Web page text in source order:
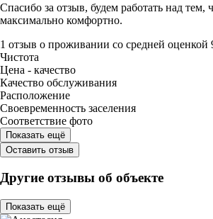
Спасибо за отзыв, будем работать над тем,
максимально комфортно.
1 отзыв о проживании со средней оценкой
Чистота
Цена - качество
Качество обслуживания
Расположение
Своевременность заселения
Соответствие фото
Показать ещё
Оставить отзыв
Другие отзывы об объекте
Показать ещё